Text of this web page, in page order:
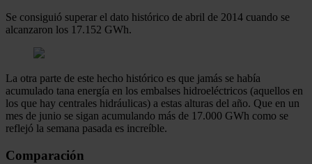
Se consiguió superar el dato histórico de abril de 2014 cuando se
alcanzaron los 17.152 GWh.
La otra parte de este hecho histórico es que jamás se había
acumulado tana energía en los embalses hidroeléctricos (aquellos en
los que hay centrales hidráulicas) a estas alturas del año. Que en un
mes de junio se sigan acumulando más de 17.000 GWh como se
reflejó la semana pasada es increíble.
Comparación